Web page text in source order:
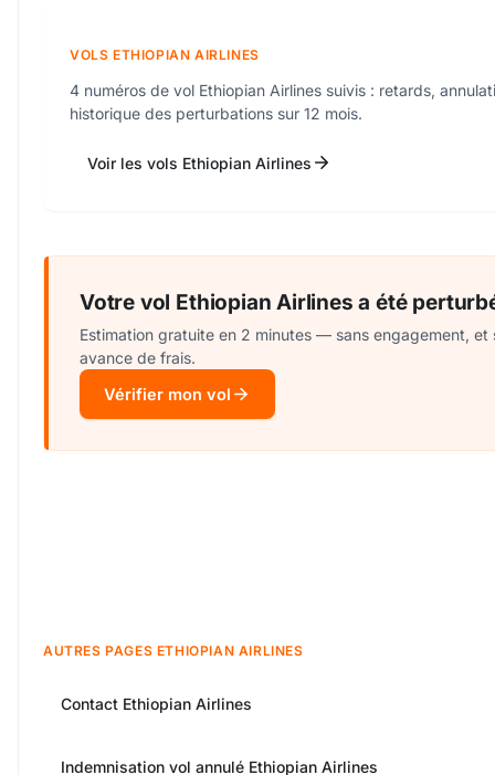
VOLS ETHIOPIAN AIRLINES
4 numéros de vol Ethiopian Airlines suivis : retards,
historique des perturbations sur 12 mois.
Voir les vols Ethiopian Airlines
Votre vol Ethiopian Airlines a été
Estimation gratuite en 2 minutes — sans engagement, et
avance de frais.
Vérifier mon vol
AUTRES PAGES ETHIOPIAN AIRLINES
Contact Ethiopian Airlines
Indemnisation vol annulé Ethiopian Airlines